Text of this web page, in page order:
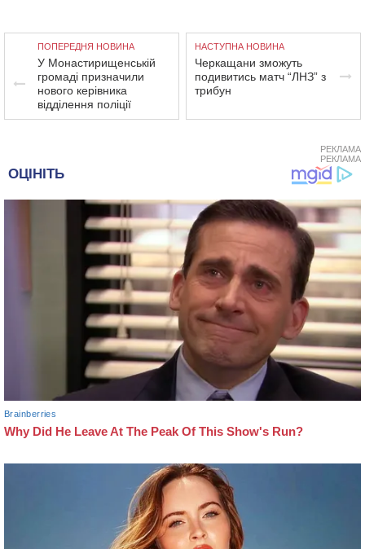
ПОПЕРЕДНЯ НОВИНА
У Монастирищенській
громаді призначили
нового керівника
відділення поліції
НАСТУПНА НОВИНА
Черкащани зможуть
подивитись матч “ЛНЗ” з
трибун
РЕКЛАМА
РЕКЛАМА